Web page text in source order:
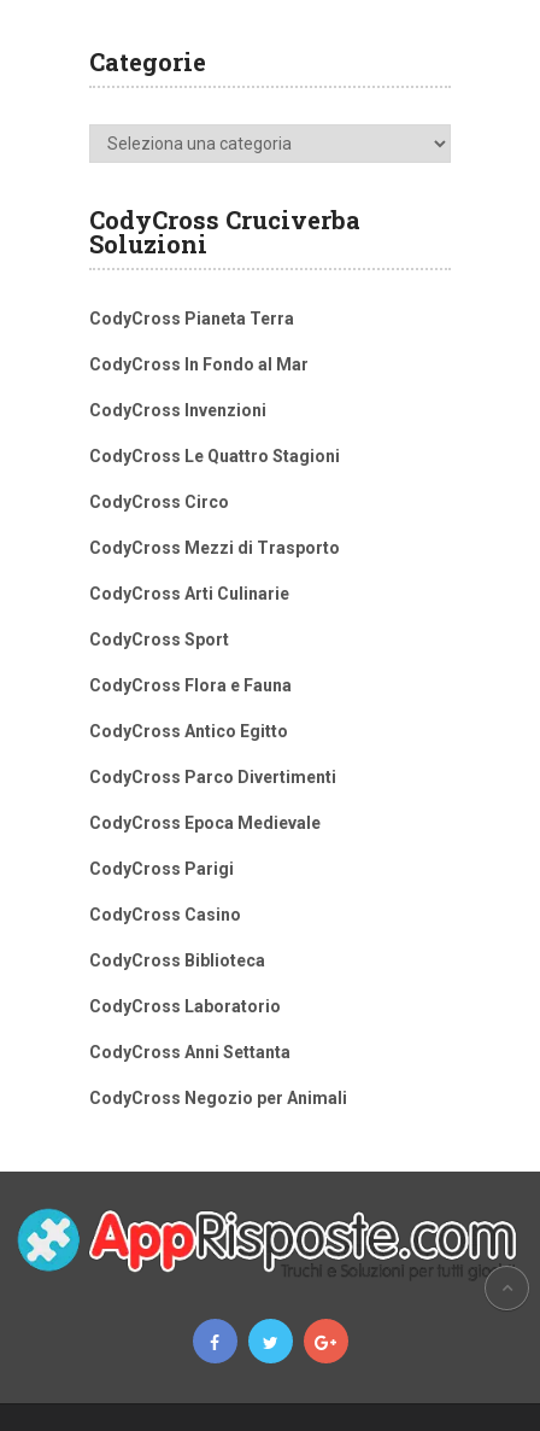
Categorie
Categorie
CodyCross Cruciverba
Soluzioni
CodyCross Pianeta Terra
CodyCross In Fondo al Mar
CodyCross Invenzioni
CodyCross Le Quattro Stagioni
CodyCross Circo
CodyCross Mezzi di Trasporto
CodyCross Arti Culinarie
CodyCross Sport
CodyCross Flora e Fauna
CodyCross Antico Egitto
CodyCross Parco Divertimenti
CodyCross Epoca Medievale
CodyCross Parigi
CodyCross Casino
CodyCross Biblioteca
CodyCross Laboratorio
CodyCross Anni Settanta
CodyCross Negozio per Animali